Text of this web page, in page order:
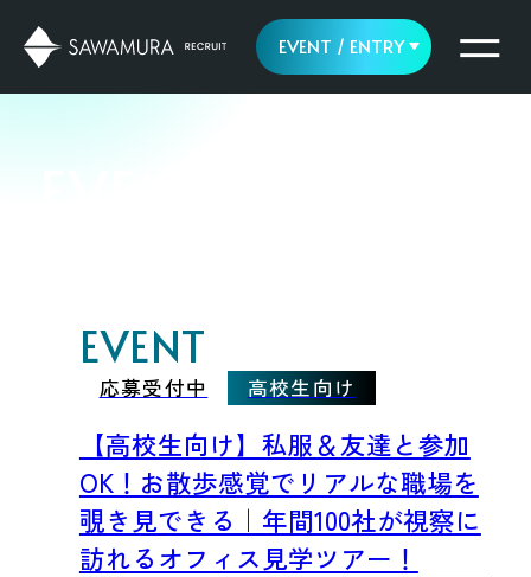
EVENT / ENTRY
EVENT
応募受付中 高校生向け
【高校生向け】私服＆友達と参加
OK！お散歩感覚でリアルな職場を
覗き見できる｜年間100社が視察に
訪れるオフィス見学ツアー！